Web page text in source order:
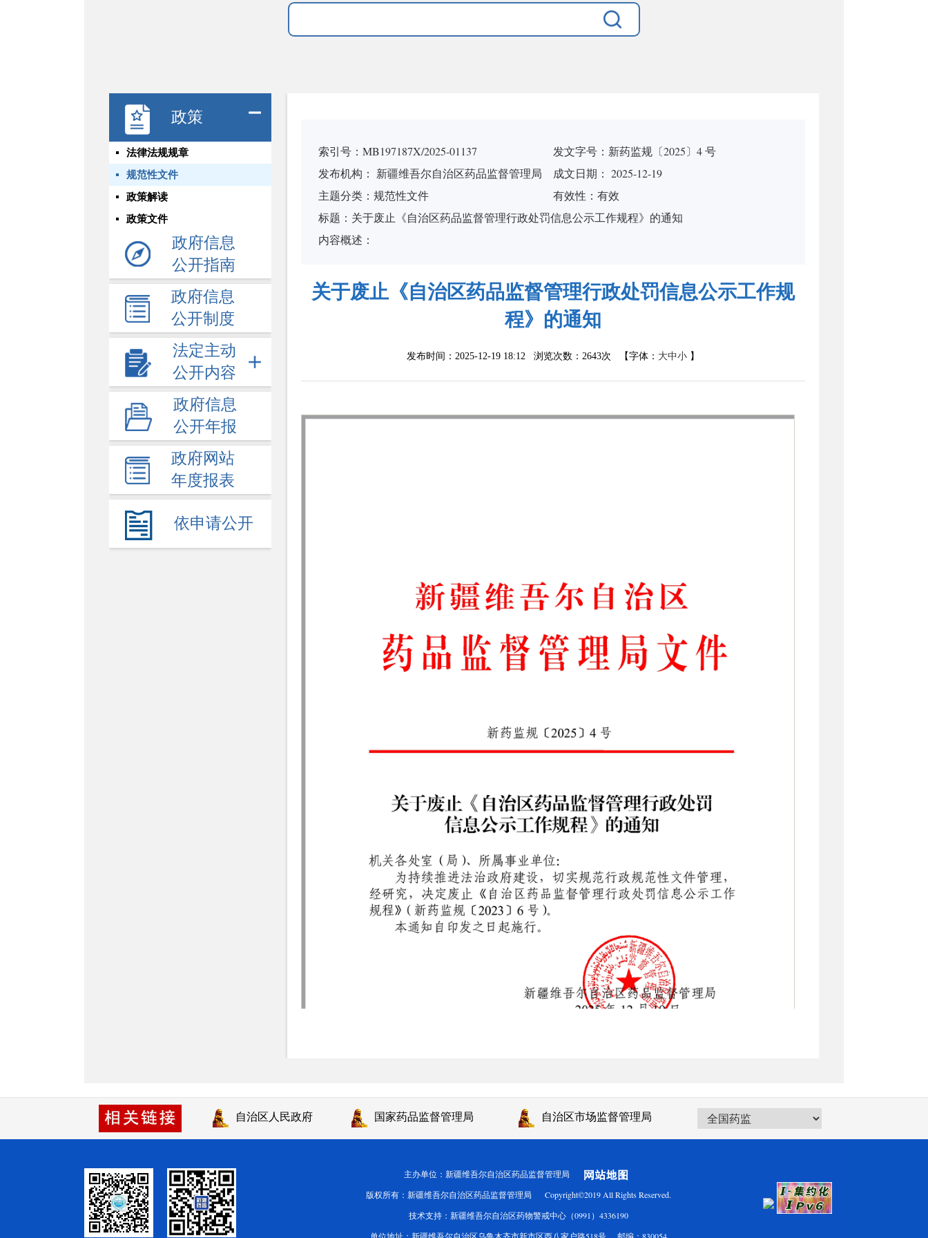
政策
法律法规规章
规范性文件
政策解读
政策文件
政府信息
公开指南
政府信息
公开制度
法定主动
公开内容
政府信息
公开年报
政府网站
年度报表
依申请公开
索引号： MB197187X/2025-01137 发文字号： 新药监规〔2025〕4 号
发布机构： 新疆维吾尔自治区药品监督管理局
成文日期： 2025-12-19
主题分类： 规范性文件 有效性： 有效
标题： 关于废止《自治区药品监督管理行政处罚信息公示工作规程》的通知
内容概述：
关于废止《自治区药品监督管理行政处罚信息公示工作规
程》的通知
发布时间：2025-12-19 18:12 浏览次数： 2643次 【字体： 大中小 】
自治区人民政府 国家药品监督管理局 自治区市场监督管理局
主办单位：新疆维吾尔自治区药品监督管理局
版权所有：新疆维吾尔自治区药品监督管理局 Copyright©2019 All Rights Reserved.
技术支持：新疆维吾尔自治区药物警戒中心（0991）4336190